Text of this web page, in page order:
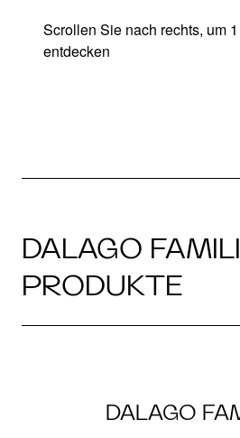
Scrollen Sie nach rechts, um
entdecken
DALAGO
PRODUKTE
DALAGO